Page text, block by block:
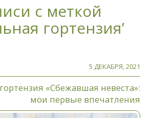
с меткой
гортензия’
5 ДЕКАБРЯ, 2021
«Сбежавшая невеста»:
мои первые впечатления